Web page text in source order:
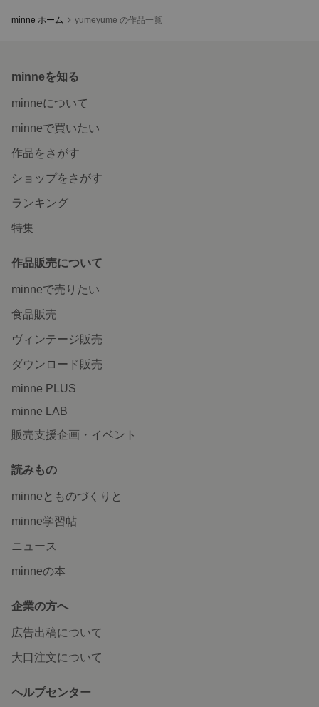
minne ホーム yumeyume の作品一覧
minneを知る
minneについて
minneで買いたい
作品をさがす
ショップをさがす
ランキング
特集
作品販売について
minneで売りたい
食品販売
ヴィンテージ販売
ダウンロード販売
minne PLUS
minne LAB
販売支援企画・イベント
読みもの
minneとものづくりと
minne学習帖
ニュース
minneの本
企業の方へ
広告出稿について
大口注文について
ヘルプセンター